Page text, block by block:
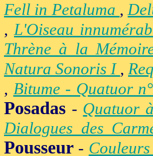
Fell in Petaluma ,
,L'Oiseau
Thrène à la
Natura Sonoris I ,
, Bitume - Quatuor
Posadas - Quatuor
Dialogues des
Pousseur -